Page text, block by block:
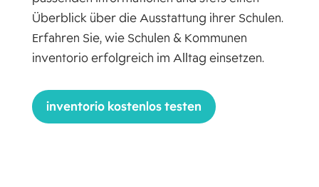
Überblick über die Ausstattung ihrer Schulen.
Erfahren Sie, wie Schulen & Kommunen
inventorio erfolgreich im Alltag einsetzen.
inventorio kostenlos testen